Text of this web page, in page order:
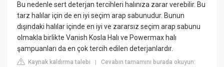
Bu nedenle sert deterjan tercihleri halınıza zarar verebilir. Bu
tarz halılar için de en iyi seçim arap sabunudur. Bunun
dışındaki halılar içinde en iyi ve zararsız seçim arap sabunu
olmakla birlikte Vanish Kosla Halı ve Powermax halı
şampuanları da en çok tercih edilen deterjanlardır.
Kaynak kaldırma talebi |Cevabın tamamını burada okuyun: